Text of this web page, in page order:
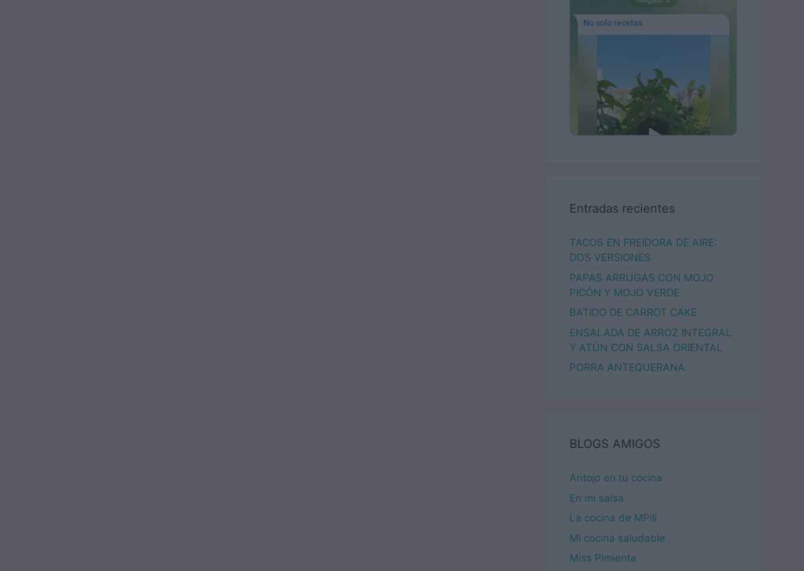
Entradas recientes
TACOS EN FREIDORA DE AIRE:
DOS VERSIONES
PAPAS ARRUGÁS CON MOJO
PICÓN Y MOJO VERDE
BATIDO DE CARROT CAKE
ENSALADA DE ARROZ INTEGRAL
Y ATÚN CON SALSA ORIENTAL
PORRA ANTEQUERANA
BLOGS AMIGOS
Antojo en tu cocina
En mi salsa
La cocina de MPili
Mi cocina saludable
Miss Pimienta